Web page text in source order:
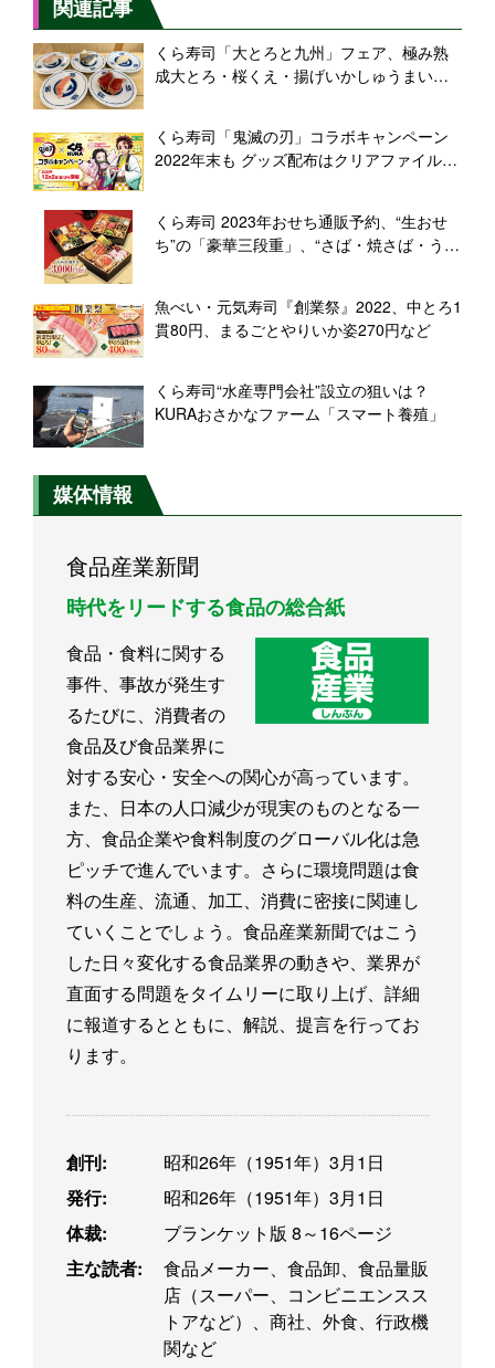
関連記事
くら寿司「大とろと九州」フェア、極み熟
成大とろ・桜くえ・揚げいかしゅうまい・
くら寿司「鬼滅の刃」コラボキャンペーン
2022年末も グッズ配布はクリアファイル＆
くら寿司 2023年おせち通販予約、“生おせ
ち”の「豪華三段重」、“さば・焼さば・うな
魚べい・元気寿司『創業祭』2022、中とろ1
貫80円、まるごとやりいか姿270円など
くら寿司“水産専門会社”設立の狙いは？
KURAおさかなファーム「スマート養殖」
媒体情報
食品産業新聞
時代をリードする食品の総合紙
食品・食料に関する
事件、事故が発生す
るたびに、消費者の
食品及び食品業界に
対する安心・安全への関心が高っています。
また、日本の人口減少が現実のものとなる一
方、食品企業や食料制度のグローバル化は急
ピッチで進んでいます。さらに環境問題は食
料の生産、流通、加工、消費に密接に関連し
ていくことでしょう。食品産業新聞ではこう
した日々変化する食品業界の動きや、業界が
直面する問題をタイムリーに取り上げ、詳細
に報道するとともに、解説、提言を行ってお
ります。
創刊:
昭和26年（1951年）3月1日
発行:
昭和26年（1951年）3月1日
体裁:
ブランケット版 8～16ページ
主な読者:
食品メーカー、食品卸、食品量販
店（スーパー、コンビニエンスス
トアなど）、商社、外食、行政機
関など